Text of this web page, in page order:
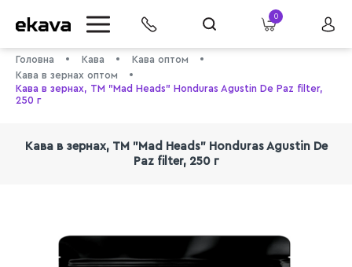
0
Головна Кава
Кава оптом
Кава в зернах оптом
Кава в зернах, ТМ "Mad Heads" Honduras Agustin De Paz filter,
250 г
Кава в зернах, ТМ "Mad Heads" Honduras Agustin De
Paz filter, 250 г